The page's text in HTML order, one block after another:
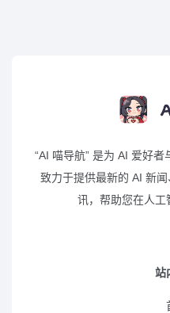
“AI 喵导航” 是为 AI 爱好
致力于提供最新的 AI 新
讯，帮助您在人工
站